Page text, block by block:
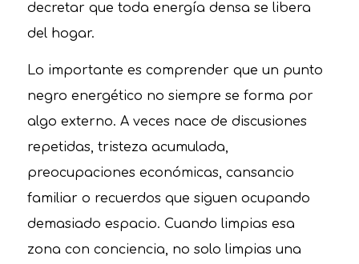
decretar que toda energía densa se libera
del hogar.
Lo importante es comprender que un punto
negro energético no siempre se forma por
algo externo. A veces nace de discusiones
repetidas, tristeza acumulada,
preocupaciones económicas, cansancio
familiar o recuerdos que siguen ocupando
demasiado espacio. Cuando limpias esa
zona con conciencia, no solo limpias una